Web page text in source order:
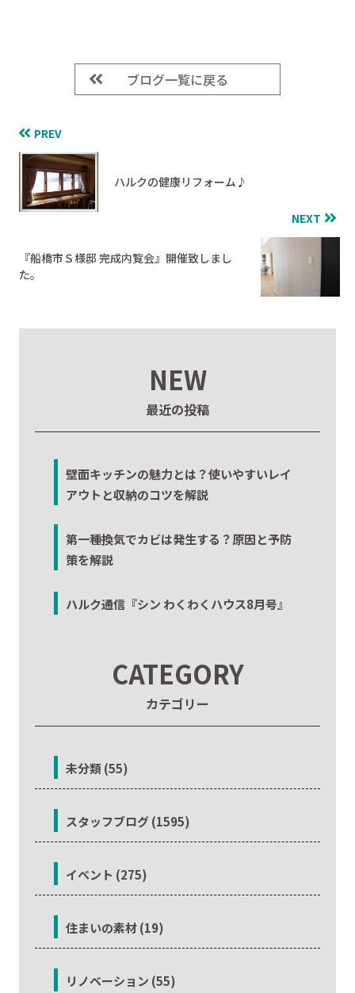
ブログ一覧に戻る
PREV
ハルクの健康リフォーム♪
NEXT
『船橋市Ｓ様邸 完成内覧会』開催致しまし
た。
NEW
最近の投稿
壁面キッチンの魅力とは？使いやすいレイ
アウトと収納のコツを解説
第一種換気でカビは発生する？原因と予防
策を解説
ハルク通信『シン わくわくハウス8月号』
CATEGORY
カテゴリー
未分類 (55)
スタッフブログ (1595)
イベント (275)
住まいの素材 (19)
リノベーション (55)